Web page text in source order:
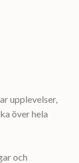
upplevelser,
över hela
och